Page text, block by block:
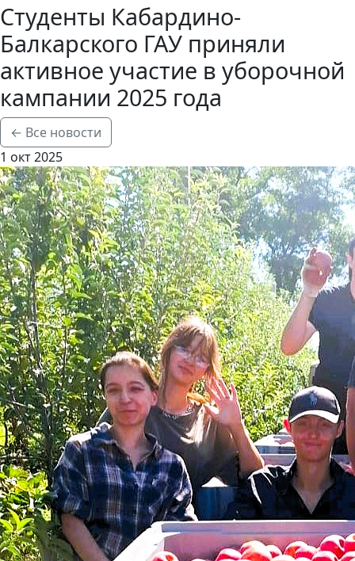
Студенты Кабардино-
Балкарского ГАУ приняли
активное участие в уборочной
кампании 2025 года
← Все новости
1 окт 2025